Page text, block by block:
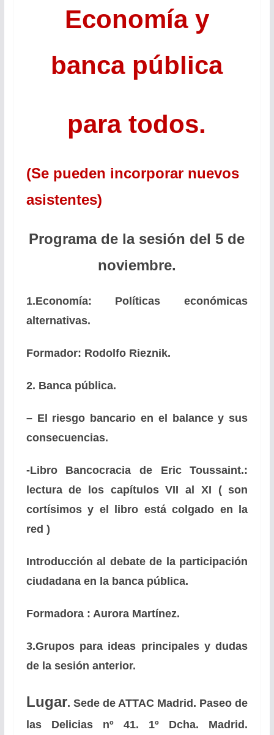
Economía y
banca pública
para todos.
(Se pueden incorporar nuevos
asistentes)
Programa de la sesión del 5 de
noviembre.
1.Economía: Políticas económicas
alternativas.
Formador: Rodolfo Rieznik.
2. Banca pública.
– El riesgo bancario en el balance y sus
consecuencias.
-Libro Bancocracia de Eric Toussaint.:
lectura de los capítulos VII al XI ( son
cortísimos y el libro está colgado en la
red )
Introducción al debate de la participación
ciudadana en la banca pública.
Formadora : Aurora Martínez.
3.Grupos para ideas principales y dudas
de la sesión anterior.
Lugar. Sede de ATTAC Madrid. Paseo de
las Delicias nº 41. 1º Dcha. Madrid.